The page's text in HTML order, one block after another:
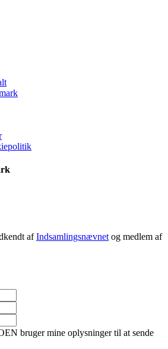
afIndsamlingsnævnetog medlem af
bruger mine oplysninger til at sende